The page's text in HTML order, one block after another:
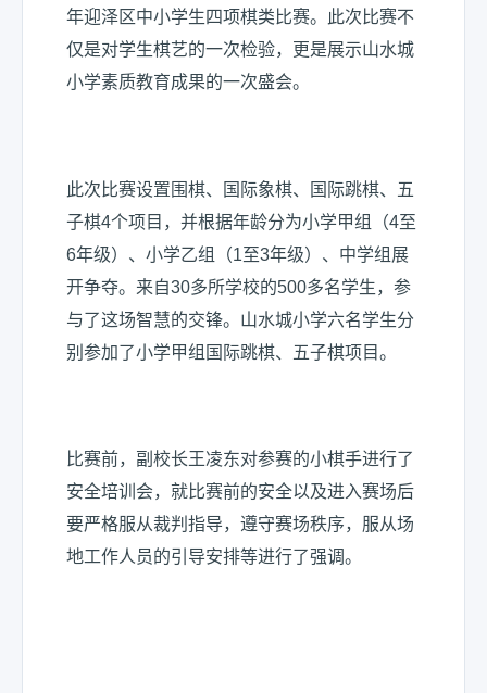
年迎泽区中小学生四项棋类比赛。此次比赛不
仅是对学生棋艺的一次检验，更是展示山水城
小学素质教育成果的一次盛会。
此次比赛设置围棋、国际象棋、国际跳棋、五
子棋4个项目，并根据年龄分为小学甲组（4至
6年级）、小学乙组（1至3年级）、中学组展
开争夺。来自30多所学校的500多名学生，参
与了这场智慧的交锋。山水城小学六名学生分
别参加了小学甲组国际跳棋、五子棋项目。
比赛前，副校长王凌东对参赛的小棋手进行了
安全培训会，就比赛前的安全以及进入赛场后
要严格服从裁判指导，遵守赛场秩序，服从场
地工作人员的引导安排等进行了强调。